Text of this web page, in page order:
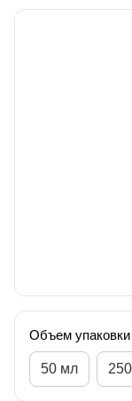
Объем упаковки
50 мл